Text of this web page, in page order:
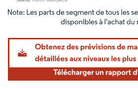
Image © Mordor Intelligence. La réutilisation